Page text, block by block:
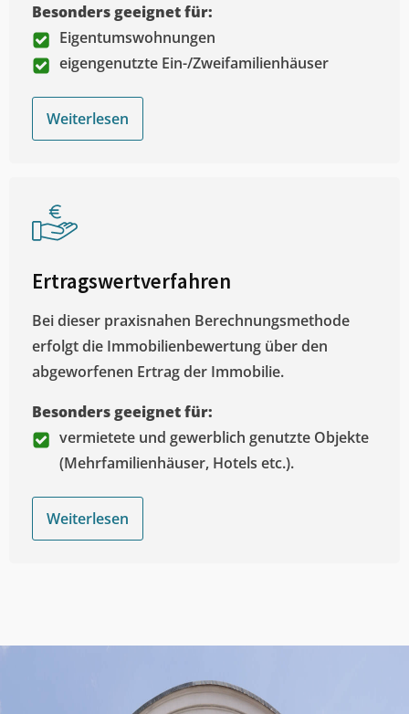
Besonders geeignet für:
Eigentumswohnungen
eigengenutzte Ein-/Zweifamilienhäuser
Weiterlesen
Ertragswertverfahren
Bei dieser praxisnahen Berechnungsmethode
erfolgt die Immobilienbewertung über den
abgeworfenen Ertrag der Immobilie.
Besonders geeignet für:
vermietete und gewerblich genutzte Objekte
(Mehrfamilienhäuser, Hotels etc.).
Weiterlesen